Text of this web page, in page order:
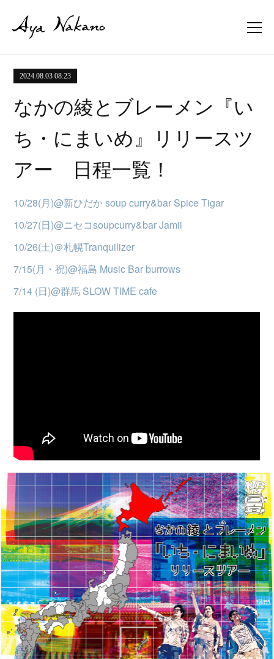
2024.08.03 08:23
なかの綾とブレーメン『い
ち・にまいめ』リリースツ
アー 日程一覧！
10/28(月)@新ひだか soup curry&bar Spice Tigar
10/27(日)@ニセコsoupcurry&bar Jamii
10/26(土)＠札幌Tranquilizer
7/15(月・祝)@福島 Music Bar burrows
7/14 (日)@群馬 SLOW TIME cafe